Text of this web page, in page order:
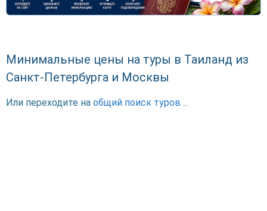
Минимальные цены на туры в Таиланд из
Санкт-Петербурга и Москвы
Или переходите на общий поиск туров ...